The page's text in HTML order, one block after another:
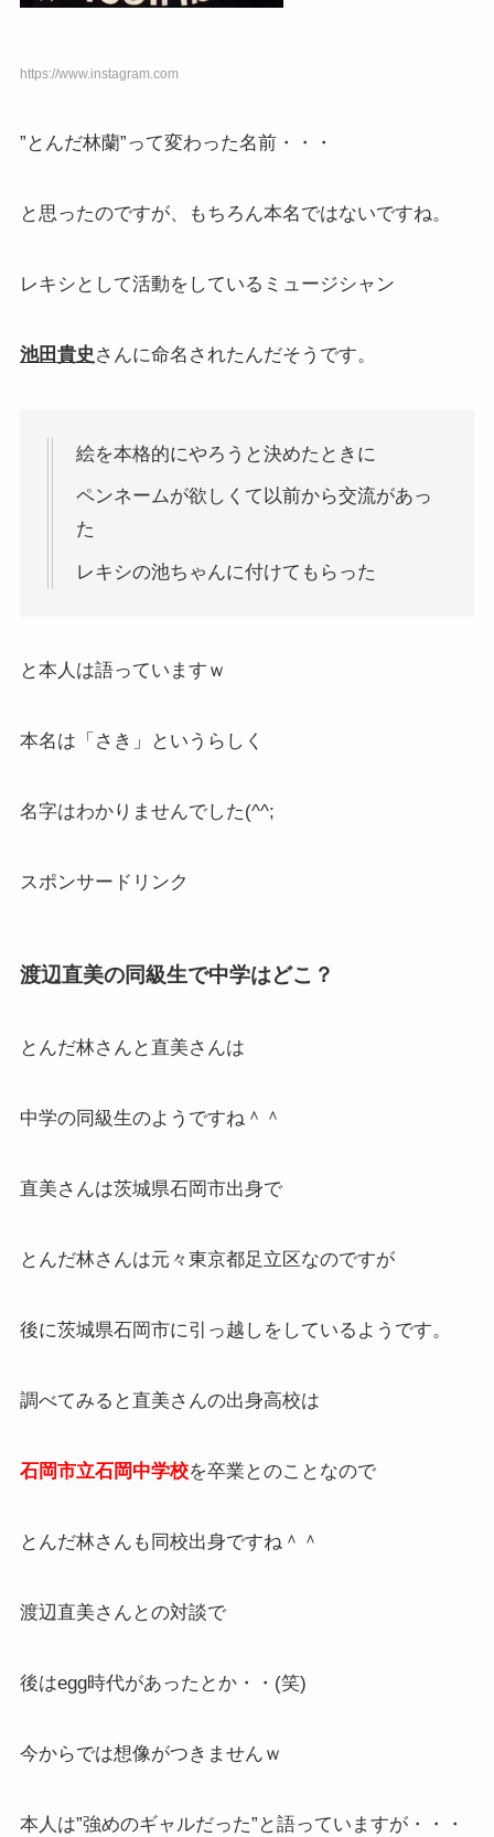
https://www.instagram.com
”とんだ林蘭”って変わった名前・・・
と思ったのですが、もちろん本名ではないですね。
レキシとして活動をしているミュージシャン
池田貴史 さんに命名されたんだそうです。
絵を本格的にやろうと決めたときに
ペンネームが欲しくて以前から交流があっ
た
レキシの池ちゃんに付けてもらった
と本人は語っていますｗ
本名は「さき」というらしく
名字はわかりませんでした(^^;
スポンサードリンク
渡辺直美の同級生で中学はどこ？
とんだ林さんと直美さんは
中学の同級生のようですね＾＾
直美さんは茨城県石岡市出身で
とんだ林さんは元々東京都足立区なのですが
後に茨城県石岡市に引っ越しをしているようです。
調べてみると直美さんの出身高校は
石岡市立石岡中学校を卒業とのことなので
とんだ林さんも同校出身ですね＾＾
渡辺直美さんとの対談で
後はegg時代があったとか・・(笑)
今からでは想像がつきませんｗ
本人は”強めのギャルだった”と語っていますが・・・